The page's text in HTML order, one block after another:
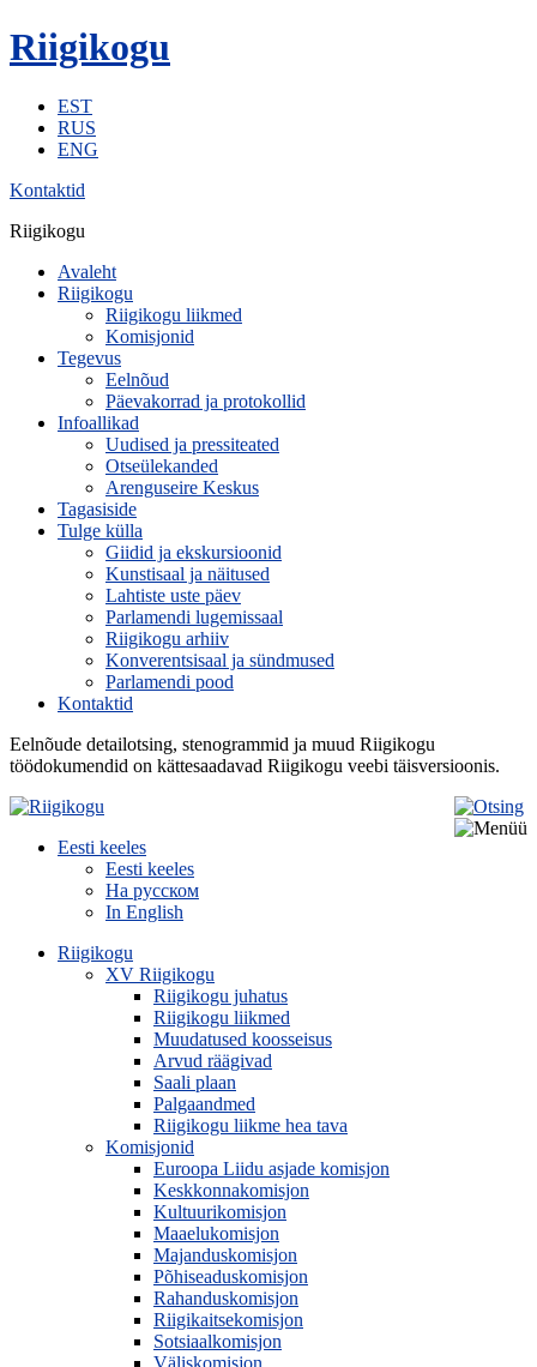
Riigikogu
EST
RUS
ENG
Kontaktid
Riigikogu
Avaleht
Riigikogu
Riigikogu liikmed
Komisjonid
Tegevus
Eelnõud
Päevakorrad ja protokollid
Infoallikad
Uudised ja pressiteated
Otseülekanded
Arenguseire Keskus
Tagasiside
Tulge külla
Giidid ja ekskursioonid
Kunstisaal ja näitused
Lahtiste uste päev
Parlamendi lugemissaal
Riigikogu arhiiv
Konverentsisaal ja sündmused
Parlamendi pood
Kontaktid
Eelnõude detailotsing, stenogrammid ja muud Riigikogu
töödokumendid on kättesaadavad Riigikogu veebi täisversioonis.
Eesti keeles
Eesti keeles
На русском
In English
Riigikogu
XV Riigikogu
Riigikogu juhatus
Riigikogu liikmed
Muudatused koosseisus
Arvud räägivad
Saali plaan
Palgaandmed
Riigikogu liikme hea tava
Komisjonid
Euroopa Liidu asjade komisjon
Keskkonnakomisjon
Kultuurikomisjon
Maaelukomisjon
Majanduskomisjon
Põhiseaduskomisjon
Rahanduskomisjon
Riigikaitsekomisjon
Sotsiaalkomisjon
Väliskomisjon